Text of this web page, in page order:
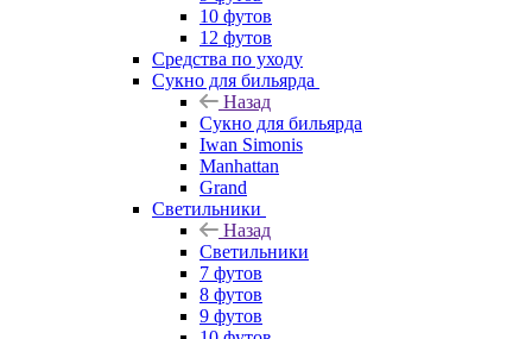
10 футов
12 футов
Средства по уходу
Сукно для бильярда
Назад
Сукно для бильярда
Iwan Simonis
Manhattan
Grand
Светильники
Назад
Светильники
7 футов
8 футов
9 футов